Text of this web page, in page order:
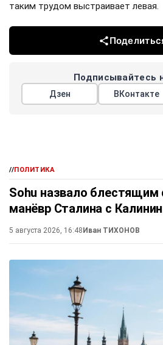
таким трудом выстраивает левая.
Подписывайтесь
Дзен ВКонтакте
//ПОЛИТИКА
Sohu назвало блестящим
манёвр Сталина с
5 августа 2026, 16:48 Иван ТИХОНОВ